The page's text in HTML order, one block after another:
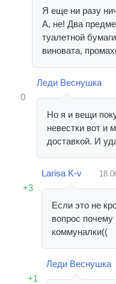
Я еще ни разу
А, не! Два
туалетной
виновата,
0
Леди Веснушка
Но я и вещи
невестки вот и
доставкой. И
+3
Larisa K-v
Если это не
вопрос
коммуналки((
+1
Леди Веснушка